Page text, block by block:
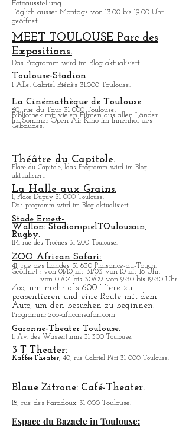
Galerie le château d'eau
1 Place Laganne 31 300 Toulouse.
Täglich ausser Montags von 13:00 bis 19:00 Uhr
geöffnet.
MEET TOULOUSE Parc des
Expositions.
Das Programm wird im Blog aktualisiert.
Toulouse-Stadion.
1 Alle. Gabriel Biénès 31.000 Toulouse.
La Cinémathèque de Toulouse
Gebaudes.
Théâtre du Capitole.
Place du Capitole, ldas Programm wird im Blog
aktualisiert.
La Halle aux Grains.
1, Place Dupuy 31 000 Toulouse.
Das programm wird im Blog aktualisiert.
Stade Ernest-
Wallon:StadionspielT
Rugby.
114, rue des Troènes 31 200 Toulouse.
ZOO African Safari:
41, rue des Landes 31 830 Plaisance-du-Touch.
Geöffnet : von 01/10 bis 31/03 von 10 bis 18 Uhr.
von 01/04 bis 30/09 von 9:30 bis 19:30 Uhr
Zoo, um mehr als 600 Tiere zu
prasentieren und eine Route mit dem
Auto, um den besuchen zu beginnen.
Programm : zoo-africansafari.com
Garonne-Theater Toulouse.
1, Av. des Wasserturms 31 300 Toulouse.
Kaffee Theater,40, rue Gabriel Péri 31 000 Toulouse.